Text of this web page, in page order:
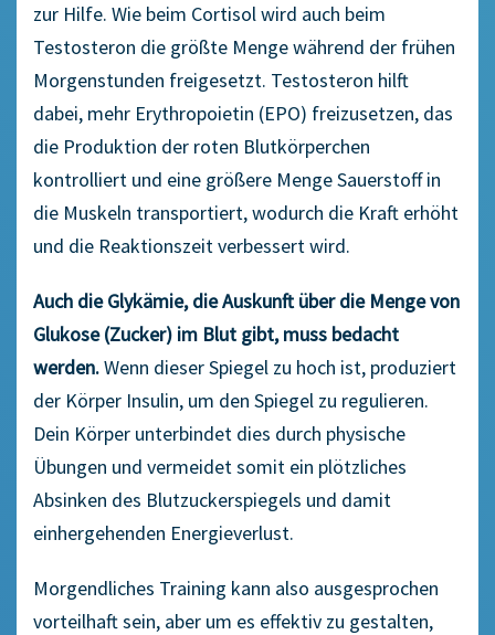
zur Hilfe. Wie beim Cortisol wird auch beim
Testosteron die größte Menge während der frühen
Morgenstunden freigesetzt. Testosteron hilft
dabei, mehr Erythropoietin (EPO) freizusetzen, das
die Produktion der roten Blutkörperchen
kontrolliert und eine größere Menge Sauerstoff in
die Muskeln transportiert, wodurch die Kraft erhöht
und die Reaktionszeit verbessert wird.
Auch die Glykämie, die Auskunft über die Menge von
Glukose (Zucker) im Blut gibt, muss bedacht
werden.Wenn dieser Spiegel zu hoch ist, produziert
der Körper Insulin, um den Spiegel zu regulieren.
Dein Körper unterbindet dies durch physische
Übungen und vermeidet somit ein plötzliches
Absinken des Blutzuckerspiegels und damit
einhergehenden Energieverlust.
Morgendliches Training kann also ausgesprochen
vorteilhaft sein, aber um es effektiv zu gestalten,